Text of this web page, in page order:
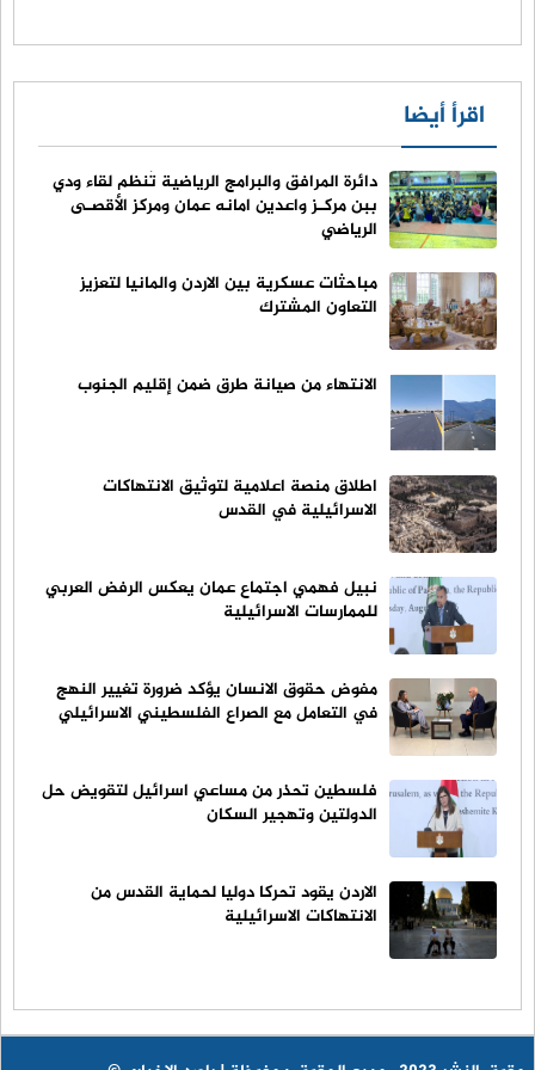
اقرأ أيضا
دائرة المرافق والبرامج الرياضية تُنظم لقاء ودي
ببن مركـز واعدين امانه عمان ومركز الأقصـى
الرياضي ​
مباحثات عسكرية بين الاردن والمانيا لتعزيز
التعاون المشترك
الانتهاء من صيانة طرق ضمن إقليم الجنوب
اطلاق منصة اعلامية لتوثيق الانتهاكات
الاسرائيلية في القدس
نبيل فهمي اجتماع عمان يعكس الرفض العربي
للممارسات الاسرائيلية
مفوض حقوق الانسان يؤكد ضرورة تغيير النهج
في التعامل مع الصراع الفلسطيني الاسرائيلي
فلسطين تحذر من مساعي اسرائيل لتقويض حل
الدولتين وتهجير السكان
الاردن يقود تحركا دوليا لحماية القدس من
الانتهاكات الاسرائيلية